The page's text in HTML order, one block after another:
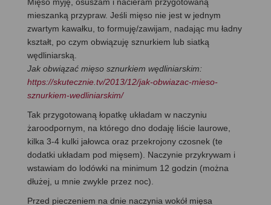
mieszanką przypraw. Jeśli mięso nie jest w jednym
zwartym kawałku, to formuję/zawijam, nadając mu ładny
kształt, po czym obwiązuję sznurkiem lub siatką
wędliniarską.
Jak obwiązać mięso sznurkiem wędliniarskim:
https://skutecznie.tv/2013/12/jak-obwiazac-mieso-
sznurkiem-wedliniarskim/
Tak przygotowaną łopatkę układam w naczyniu
żaroodpornym, na którego dno dodaję liście laurowe,
kilka 3-4 kulki jałowca oraz przekrojony czosnek (te
dodatki układam pod mięsem). Naczynie przykrywam i
wstawiam do lodówki na minimum 12 godzin (można
dłużej, u mnie zwykle przez noc).
Przed pieczeniem na dnie naczynia wokół mięsa